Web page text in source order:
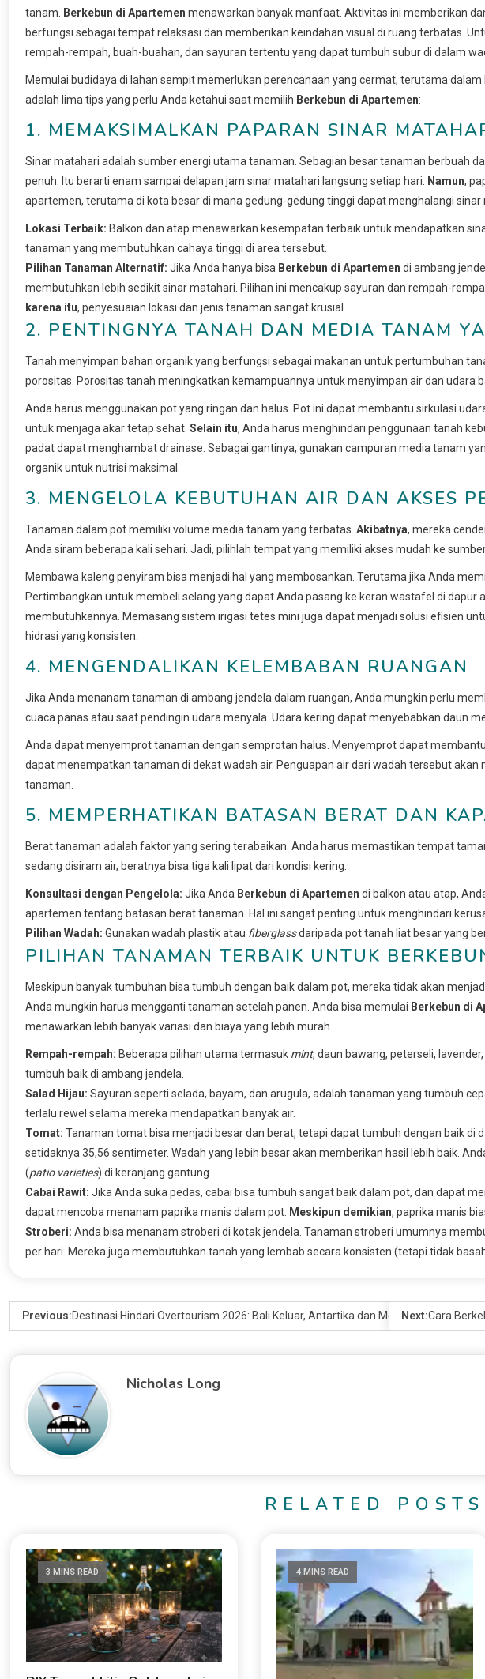
tanam.
Berkebun di Apartemen menawarkan banyak manfaat. Aktivitas ini memberikan
berfungsi sebagai tempat relaksasi dan memberikan keindahan visual di ruang terbatas.
rempah-rempah, buah-buahan, dan sayuran tertentu yang dapat tumbuh subur di dalam
Memulai budidaya di lahan sempit memerlukan perencanaan yang cermat, terutama
adalah lima tips yang perlu Anda ketahui saat memilih Berkebun di Apartemen:
1. MEMAKSIMALKAN PAPARAN SINAR
Sinar matahari adalah sumber energi utama tanaman. Sebagian besar tanaman berbuah
penuh. Itu berarti enam sampai delapan jam sinar matahari langsung setiap hari.
Namun,
apartemen, terutama di kota besar di mana gedung-gedung tinggi dapat menghalangi sinar
Lokasi Terbaik: Balkon dan atap menawarkan kesempatan terbaik untuk mendapatkan
tanaman yang membutuhkan cahaya tinggi di area tersebut.
Pilihan Tanaman Alternatif: Jika Anda hanya bisa Berkebun di Apartemen di ambang
membutuhkan lebih sedikit sinar matahari. Pilihan ini mencakup sayuran dan rempah-
karena itu, penyesuaian lokasi dan jenis tanaman sangat krusial.
2. PENTINGNYA TANAH DAN MEDIA TANAM
Tanah menyimpan bahan organik yang berfungsi sebagai makanan untuk pertumbuhan
porositas. Porositas tanah meningkatkan kemampuannya untuk menyimpan air dan udara
Anda harus menggunakan pot yang ringan dan halus. Pot ini dapat membantu sirkulasi
untuk menjaga akar tetap sehat. Selain itu, Anda harus menghindari penggunaan tanah
padat dapat menghambat drainase. Sebagai gantinya, gunakan campuran media tanam
organik untuk nutrisi maksimal.
3. MENGELOLA KEBUTUHAN AIR DAN AKSES
Tanaman dalam pot memiliki volume media tanam yang terbatas. Akibatnya, mereka
Anda siram beberapa kali sehari. Jadi, pilihlah tempat yang memiliki akses mudah ke
Membawa kaleng penyiram bisa menjadi hal yang membosankan. Terutama jika Anda
Pertimbangkan untuk membeli selang yang dapat Anda pasang ke keran wastafel di dapur
membutuhkannya. Memasang sistem irigasi tetes mini juga dapat menjadi solusi efisien
hidrasi yang konsisten.
4. MENGENDALIKAN KELEMBABAN RUANGAN
Jika Anda menanam tanaman di ambang jendela dalam ruangan, Anda mungkin perlu
cuaca panas atau saat pendingin udara menyala. Udara kering dapat menyebabkan daun
Anda dapat menyemprot tanaman dengan semprotan halus. Menyemprot dapat
dapat menempatkan tanaman di dekat wadah air. Penguapan air dari wadah tersebut
tanaman.
5. MEMPERHATIKAN BATASAN BERAT DAN
Berat tanaman adalah faktor yang sering terabaikan. Anda harus memastikan tempat
sedang disiram air, beratnya bisa tiga kali lipat dari kondisi kering.
Konsultasi dengan Pengelola: Jika Anda Berkebun di Apartemen di balkon atau atap,
apartemen tentang batasan berat tanaman. Hal ini sangat penting untuk menghindari
Pilihan Wadah: Gunakan wadah plastik atau fiberglassdaripada pot tanah liat besar yang
PILIHAN TANAMAN TERBAIK UNTUK
Meskipun banyak tumbuhan bisa tumbuh dengan baik dalam pot, mereka tidak akan
Anda mungkin harus mengganti tanaman setelah panen. Anda bisa memulai Berkebun di
menawarkan lebih banyak variasi dan biaya yang lebih murah.
Rempah-rempah: Beberapa pilihan utama termasuk mint, daun bawang, peterseli,
tumbuh baik di ambang jendela.
Salad Hijau: Sayuran seperti selada, bayam, dan arugula, adalah tanaman yang tumbuh
terlalu rewel selama mereka mendapatkan banyak air.
Tomat: Tanaman tomat bisa menjadi besar dan berat, tetapi dapat tumbuh dengan baik di
setidaknya 35,56 sentimeter. Wadah yang lebih besar akan memberikan hasil lebih baik.
(patio varieties) di keranjang gantung.
Cabai Rawit: Jika Anda suka pedas, cabai bisa tumbuh sangat baik dalam pot, dan dapat
dapat mencoba menanam paprika manis dalam pot. Meskipun demikian, paprika manis
Stroberi: Anda bisa menanam stroberi di kotak jendela. Tanaman stroberi umumnya
per hari. Mereka juga membutuhkan tanah yang lembab secara konsisten (tetapi tidak
Previous:Destinasi Hindari Overtourism 2026: Bali Keluar, Antartika dan Meksiko Masuk
Next:Cara
Nicholas Long
RELATED POSTS
3 MINS READ 4 MINS READ